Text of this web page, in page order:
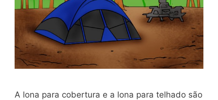
A lona para cobertura e a lona para telhado são